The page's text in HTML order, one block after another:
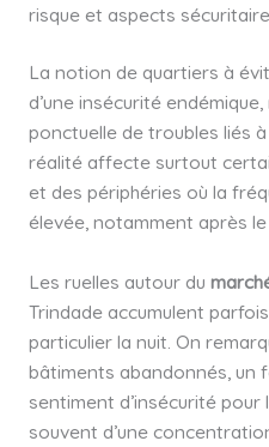
risque et aspects
La notion de quartiers à
d’une insécurité endémique,
ponctuelle de troubles liés
réalité affecte surtout
et des périphéries où la
élevée, notamment après
Les ruelles autour du
Trindade accumulent
particulier la nuit. On
bâtiments abandonnés, un
sentiment d’insécurité pour
souvent d’une